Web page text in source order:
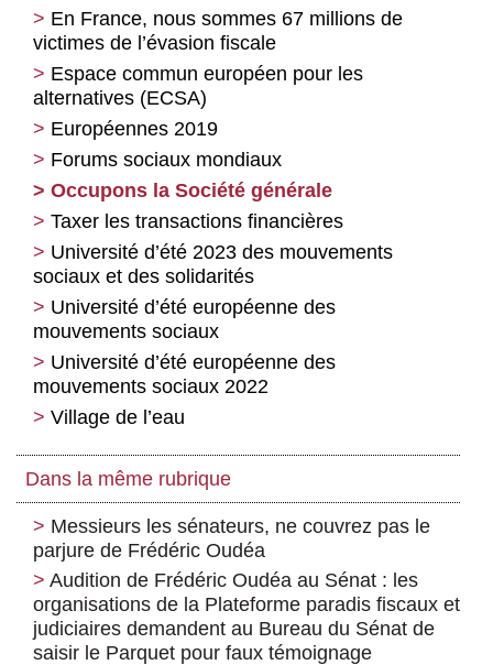
En France, nous sommes 67 millions de
victimes de l’évasion fiscale
Espace commun européen pour les
alternatives (ECSA)
Européennes 2019
Forums sociaux mondiaux
Occupons la Société générale
Taxer les transactions financières
Université d’été 2023 des mouvements
sociaux et des solidarités
Université d’été européenne des
mouvements sociaux
Université d’été européenne des
mouvements sociaux 2022
Village de l’eau
Dans la même rubrique
Messieurs les sénateurs, ne couvrez pas le
parjure de Frédéric Oudéa
Audition de Frédéric Oudéa au Sénat : les
organisations de la Plateforme paradis fiscaux et
judiciaires demandent au Bureau du Sénat de
saisir le Parquet pour faux témoignage